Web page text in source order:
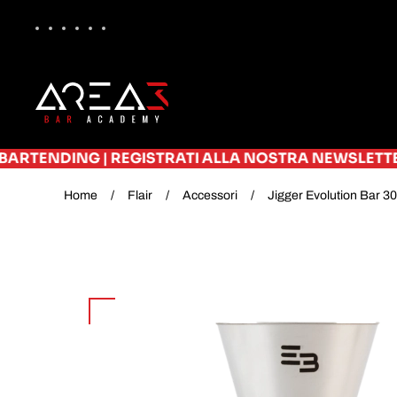
REGISTRATI ALLA NOSTRA NEWSLETTER E RICEVI
Home Flair Accessori Jigger Evolution Bar